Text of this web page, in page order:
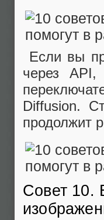
Если вы
через
Diffusion.
продолжит
Совет 10.